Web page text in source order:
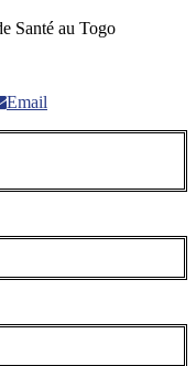
Santé au Togo
Email